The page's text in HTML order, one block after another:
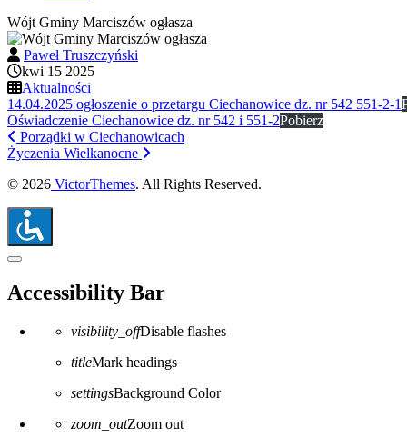
Wójt Gminy Marciszów ogłasza
Paweł Truszczyński
kwi 15 2025
Aktualności
14.04.2025 ogłoszenie o przetargu Ciechanowice dz. nr 542 551-2-1
Oświadczenie Ciechanowice dz. nr 542 i 551-2Pobierz
Porządki w Ciechanowicach
Życzenia Wielkanocne
© 2026 VictorThemes. All Rights Reserved.
Close the accessibility toolbar
Accessibility Bar
visibility_offDisable flashes
titleMark headings
settingsBackground Color
zoom_outZoom out